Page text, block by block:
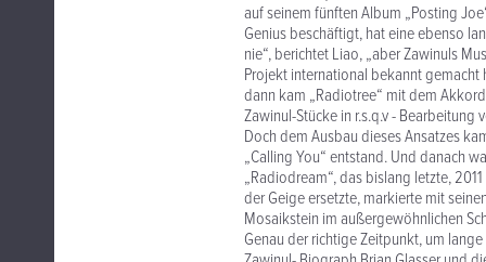
auf seinem fünften Album „Posting
Genius beschäftigt, hat eine ebenso
nie“, berichtet Liao, „aber Zawinuls
Projekt international bekannt
dann kam „Radiotree“ mit dem
Zawinul-Stücke in r.s.q.v - Bearbeitung
Doch dem Ausbau dieses Ansatzes
„Calling You“ entstand. Und danach
„Radiodream“, das bislang letzte,
der Geige ersetzte, markierte mit
Mosaikstein im außergewöhnlichen
Genau der richtige Zeitpunkt, um